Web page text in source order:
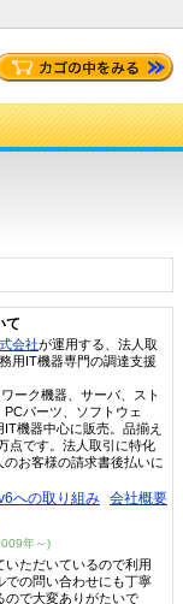
て
会社が運用する、法人取
用IT機器専門の調達支援
ーク機器、サーバ、スト
パーツ、ソフトウェ
機器中心に販売。品揃え
点です。法人取引に特化
お客様の請求書後払いに
への取り組み 会社概要
年～)
いただいているので利用
での問い合わせにも丁寧
ので大変ありがたいで